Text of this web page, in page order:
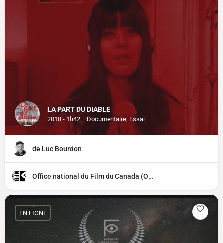
LA PART DU DIABLE
2018 - 1h42 Documentaire, Essai
de Luc Bourdon
Office national du Film du Canada (ONF)
EN LIGNE